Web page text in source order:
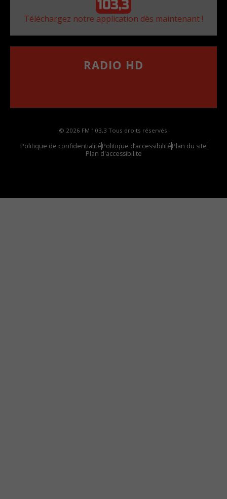
Téléchargez notre application dès maintenant !
RADIO HD
© 2026 FM 103,3 Tous droits réservés.
Politique de confidentialitéPolitique d’accessibilitéPlan du site
Plan d'accessibilite